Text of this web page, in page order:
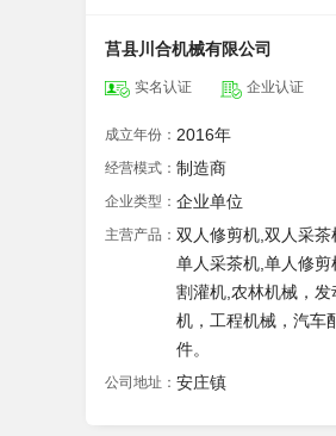
莒县川合机械有限公司
实名认证 企业认证
成立年份： 2016年
经营模式： 制造商
企业类型： 企业单位
主营产品： 双人修剪机,双人采茶
单人采茶机,单人修剪
割灌机,农林机械，发
机，工程机械，汽车
件。
公司地址： 安庄镇